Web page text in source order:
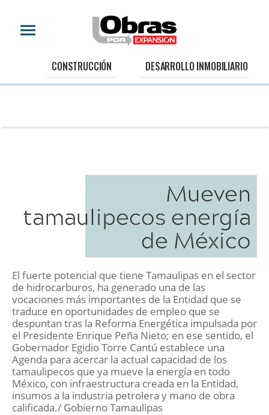
CONSTRUCCIÓN DESARROLLO INMOBILIARIO
Mueven
tamaulipecos energía
de México
El fuerte potencial que tiene Tamaulipas en el sector
de hidrocarburos, ha generado una de las
vocaciones más importantes de la Entidad que se
traduce en oportunidades de empleo que se
despuntan tras la Reforma Energética impulsada por
el Presidente Enrique Peña Nieto; en ese sentido, el
Gobernador Egidio Torre Cantú establece una
Agenda para acercar la actual capacidad de los
tamaulipecos que ya mueve la energía en todo
México, con infraestructura creada en la Entidad,
insumos a la industria petrolera y mano de obra
calificada./ Gobierno Tamaulipas